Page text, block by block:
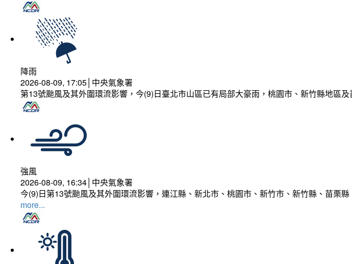
降雨
2026-08-09, 17:05│中央氣象署
第13號颱風及其外圍環流影響，今(9)日臺北市山區已有局部大豪雨，桃園市、新竹縣地區
強風
2026-08-09, 16:34│中央氣象署
今(9)日第13號颱風及其外圍環流影響，連江縣、新北市、桃園市、新竹市、新竹縣、苗栗
more...